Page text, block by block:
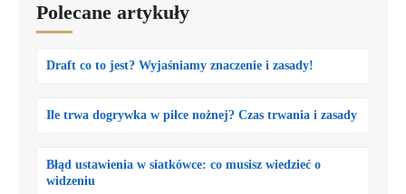
Polecane artykuły
Draft co to jest? Wyjaśniamy znaczenie i zasady!
Ile trwa dogrywka w piłce nożnej? Czas trwania i zasady
Błąd ustawienia w siatkówce: co musisz wiedzieć o
widzeniu